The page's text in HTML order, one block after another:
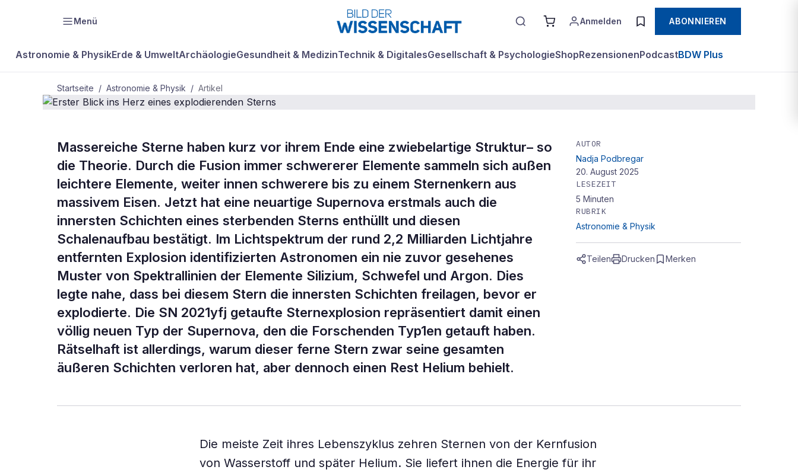
Menü Anmelden ABONNIEREN
Astronomie & PhysikErde & UmweltArchäologieGesundheit & MedizinTechnik & DigitalesGesellschaft & PsychologieShopRezensionenPodcastBDW Plus
Startseite / Astronomie & Physik / Artikel
ASTRONOMIE & PHYSIK
Erster Blick ins Herz eines
explodierenden Sterns
Massereiche Sterne haben kurz vor ihrem Ende eine zwiebelartige Struktur– so
die Theorie. Durch die Fusion immer schwererer Elemente sammeln sich außen
leichtere Elemente, weiter innen schwerere bis zu einem Sternenkern aus
massivem Eisen. Jetzt hat eine neuartige Supernova erstmals auch die
innersten Schichten eines sterbenden Sterns enthüllt und diesen
Schalenaufbau bestätigt. Im Lichtspektrum der rund 2,2 Milliarden Lichtjahre
entfernten Explosion identifizierten Astronomen ein nie zuvor gesehenes
Muster von Spektrallinien der Elemente Silizium, Schwefel und Argon. Dies
legte nahe, dass bei diesem Stern die innersten Schichten freilagen, bevor er
explodierte. Die SN 2021yfj getaufte Sternexplosion repräsentiert damit einen
völlig neuen Typ der Supernova, den die Forschenden Typ1en getauft haben.
Rätselhaft ist allerdings, warum dieser ferne Stern zwar seine gesamten
äußeren Schichten verloren hat, aber dennoch einen Rest Helium behielt.
AUTOR
Nadja Podbregar
20. August 2025
LESEZEIT
5 Minuten
RUBRIK
Astronomie & Physik
Teilen Drucken Merken
Die meiste Zeit ihres Lebenszyklus zehren Sternen von der Kernfusion
von Wasserstoff und später Helium. Sie liefert ihnen die Energie für ihr